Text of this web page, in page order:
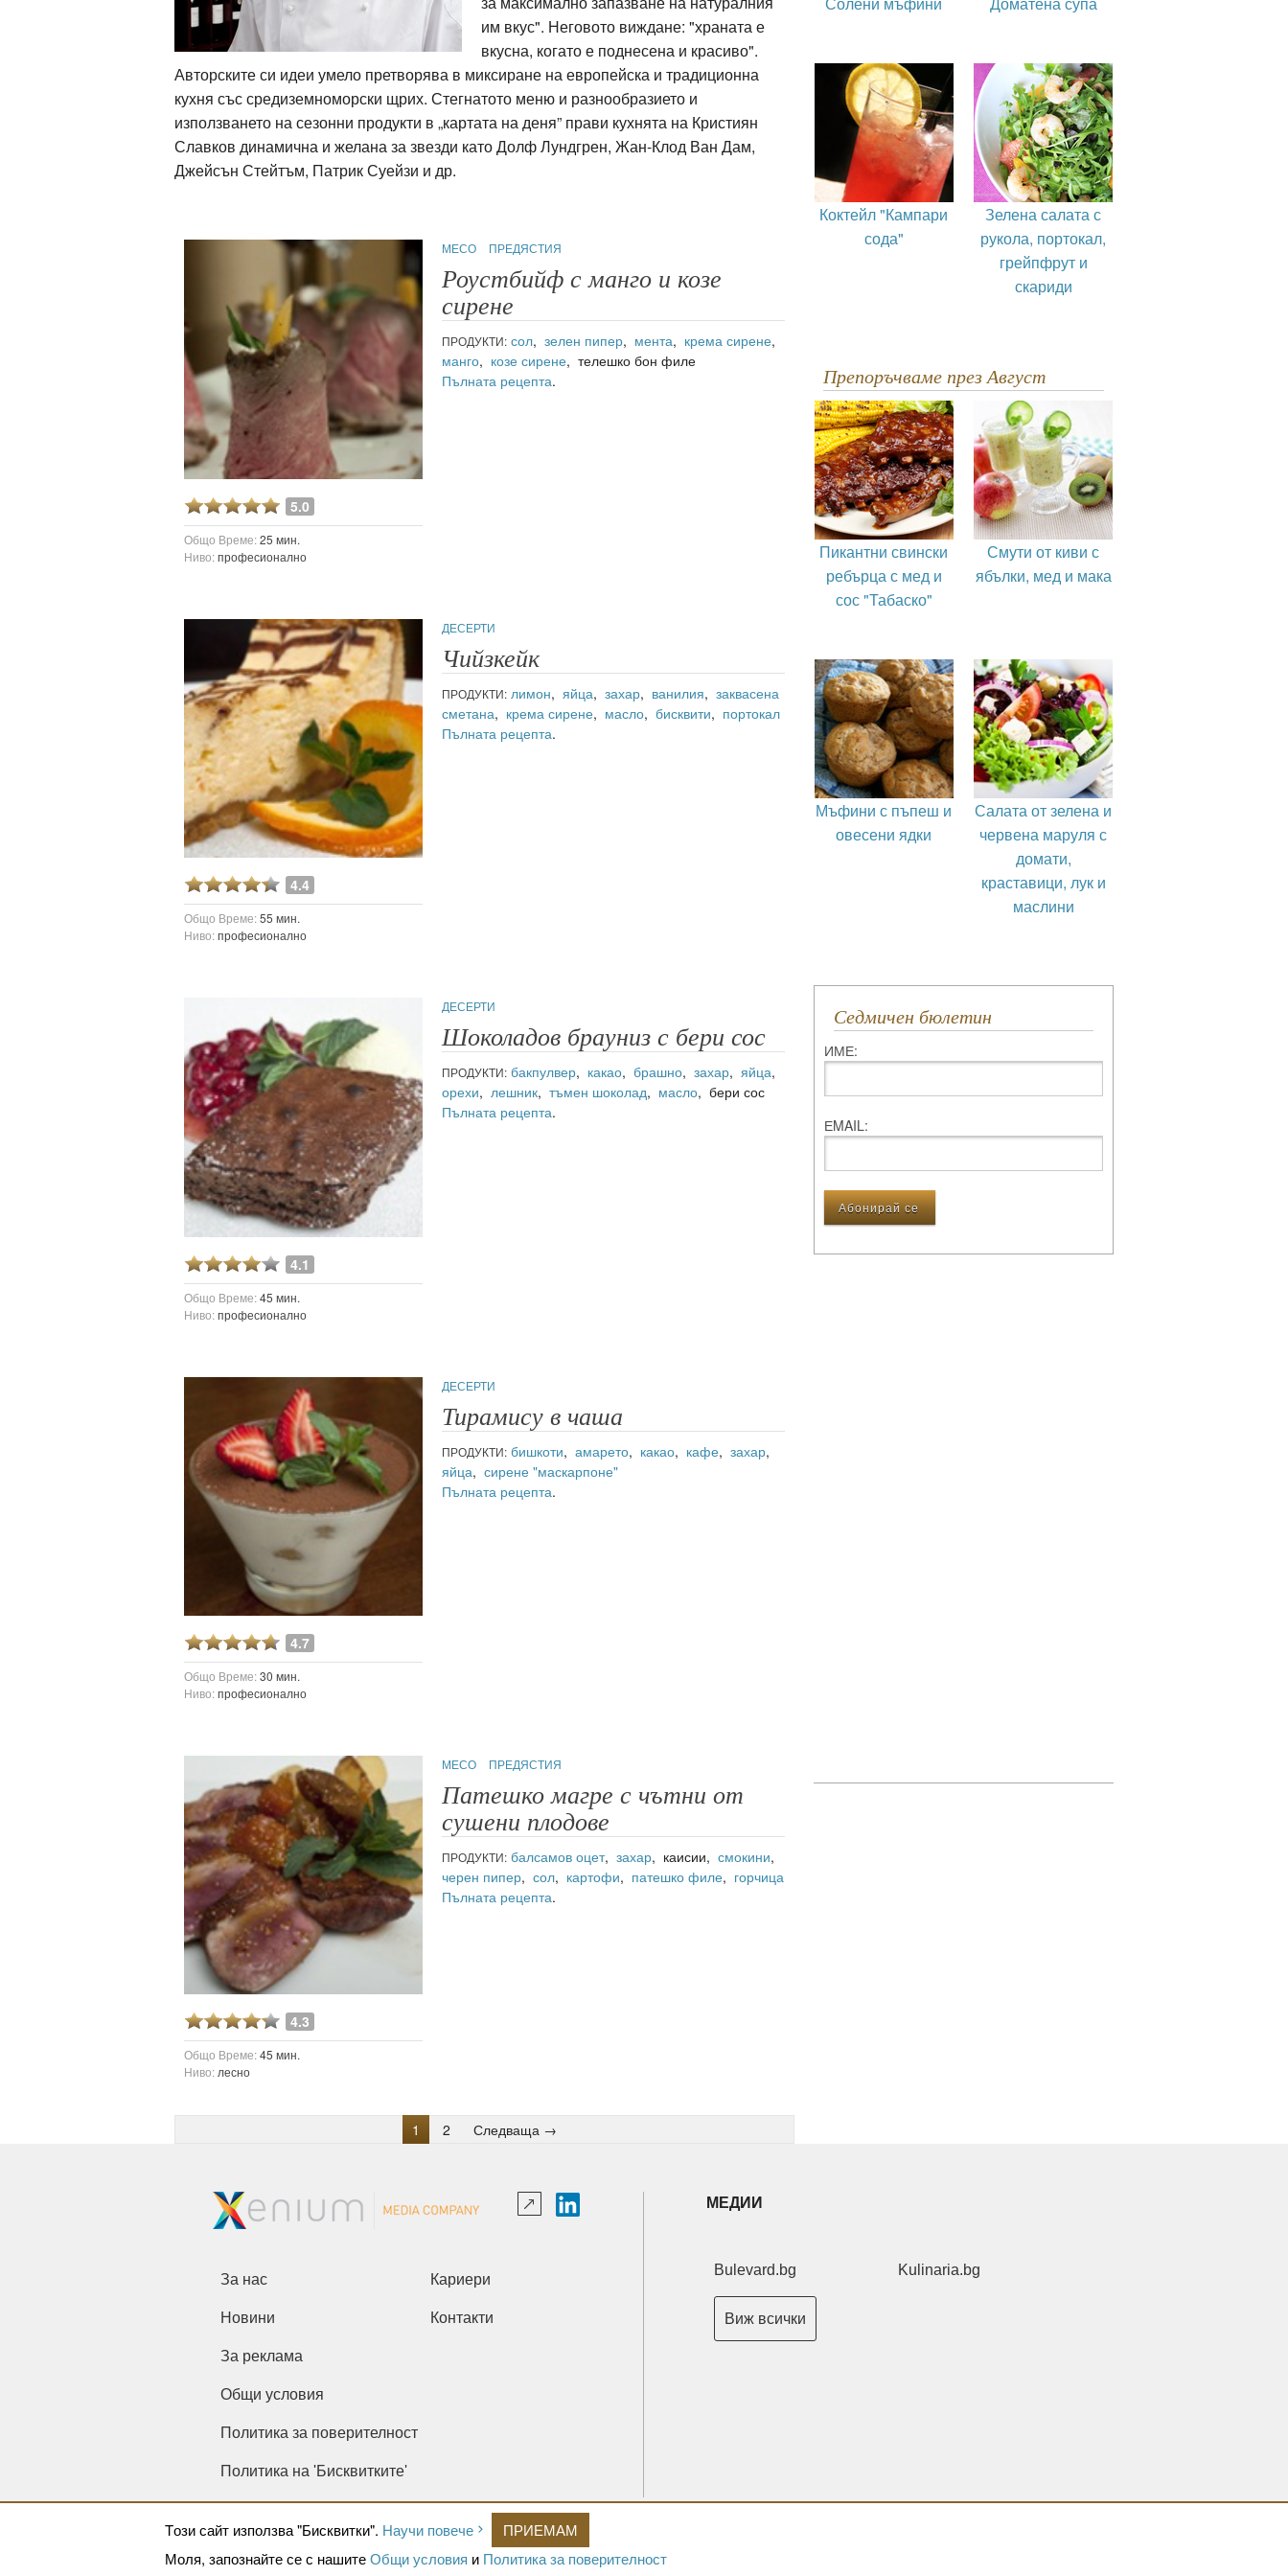
им вкус". Неговото виждане: "храната е
вкусна, когато е поднесена и красиво".
Авторските си идеи умело претворява в миксиране на европейска и традиционна
кухня със средиземноморски щрих. Стегнатото меню и разнообразието и
използването на сезонни продукти в „картата на деня” прави кухнята на Кристиян
Славков динамична и желана за звезди като Долф Лундгрен, Жан-Клод Ван Дам,
Джейсън Стейтъм, Патрик Суейзи и др.
5.0
Общо Време:25 мин.
Ниво:професионално
МЕСО ПРЕДЯСТИЯ
Роустбийф с манго и козе
сирене
ПРОДУКТИ: сол,зелен пипер, мента, крема сирене,
манго, козе сирене, телешко бон филе
Пълната рецепта.
4.4
Общо Време:55 мин.
Ниво:професионално
ДЕСЕРТИ
Чийзкейк
ПРОДУКТИ: лимон,яйца,захар, ванилия,заквасена
сметана, крема сирене, масло,бисквити, портокал
Пълната рецепта.
4.1
Общо Време:45 мин.
Ниво:професионално
ДЕСЕРТИ
Шоколадов брауниз с бери сос
ПРОДУКТИ: бакпулвер, какао,брашно,захар,яйца,
орехи,лешник,тъмен шоколад, масло, бери сос
Пълната рецепта.
4.7
Общо Време:30 мин.
Ниво:професионално
ДЕСЕРТИ
Тирамису в чаша
ПРОДУКТИ: бишкоти,амарето, какао, кафе,захар,
яйца,сирене "маскарпоне"
Пълната рецепта.
4.3
Общо Време:45 мин.
Ниво: лесно
МЕСО ПРЕДЯСТИЯ
Патешко магре с чътни от
сушени плодове
ПРОДУКТИ: балсамов оцет,захар, каисии,смокини,
черен пипер,сол, картофи, патешко филе, горчица
Пълната рецепта.
1 2 Следваща →
Коктейл "Кампари
сода"
Зелена салата с
рукола, портокал,
грейпфрут и
скариди
Препоръчваме през Август
Пикантни свински
ребърца с мед и
сос "Табаско"
Смути от киви с
ябълки, мед и мака
Мъфини с пъпеш и
овесени ядки
Салата от зелена и
червена маруля с
домати,
краставици, лук и
маслини
Седмичен бюлетин
ИМЕ:
ЕMAIL:
Tози сайт използва "Бисквитки". Научи повече
ПРИЕМАМ
Моля, запознайте се с нашитеОбщи условия и Политика за поверителност
За нас Кариери
Новини Контакти
За реклама
Общи условия
Политика за поверителност
Политика на 'Бисквитките'
МЕДИИ
Bulevard.bg Kulinaria.bg
Виж всички
Copyright © 2026 Ксениум ООД. Всички права запазени.